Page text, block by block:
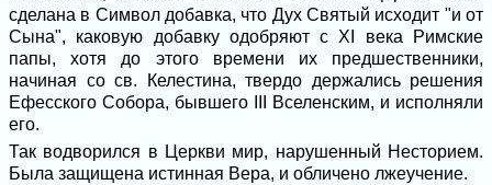
сделана в Символ добавка, что Дух Святый исходит "и от
Сына", каковую добавку одобряют с XI века Римские
папы, хотя до этого времени их предшественники,
начиная со св. Келестина, твердо держались решения
Ефесского Собора, бывшего III Вселенским, и исполняли
его.
Так водворился в Церкви мир, нарушенный Несторием.
Была защищена истинная Вера, и обличено лжеучение.